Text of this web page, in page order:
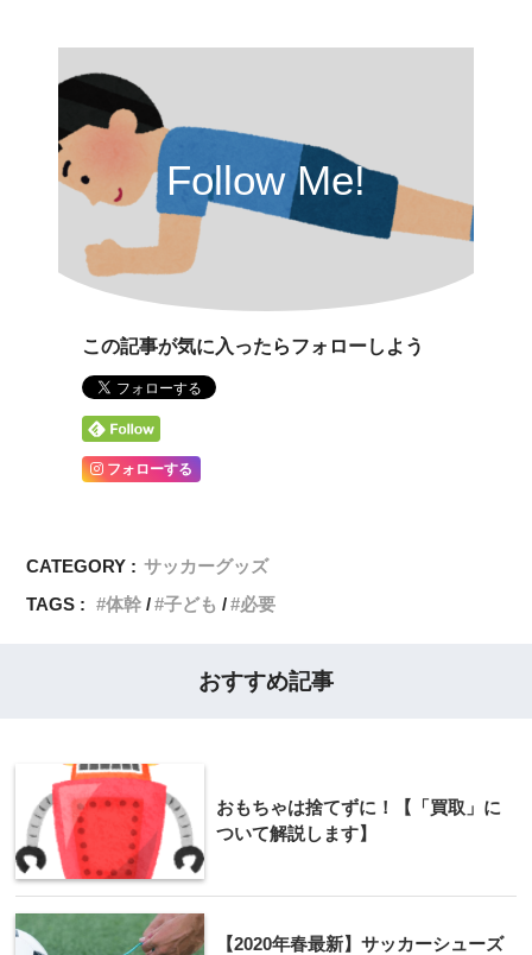
Follow Me!
この記事が気に入ったらフォローしよう
フォローする
CATEGORY : サッカーグッズ
TAGS :
体幹 子ども 必要
おすすめ記事
おもちゃは捨てずに！【「買取」に
ついて解説します】
【2020年春最新】サッカーシューズ